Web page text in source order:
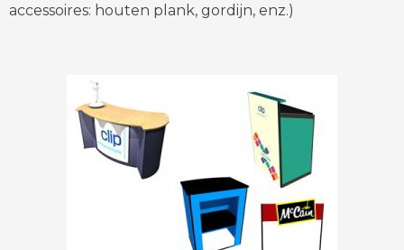
accessoires: houten plank, gordijn, enz.)